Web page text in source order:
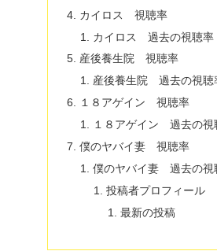
カイロス 視聴率
カイロス 過去の視聴率
産後養生院 視聴率
産後養生院 過去の視聴
１８アゲイン 視聴率
１８アゲイン 過去の視
僕のヤバイ妻 視聴率
僕のヤバイ妻 過去の視
投稿者プロフィール
最新の投稿